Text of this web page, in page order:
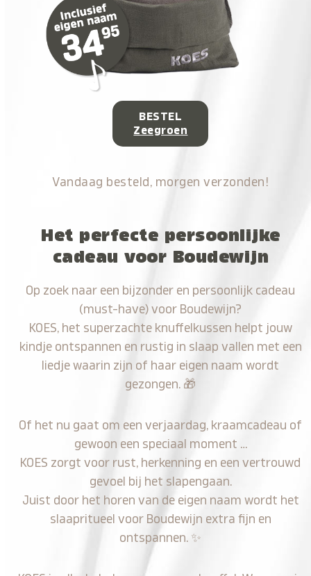
BESTEL
Zeegroen
Vandaag besteld, morgen verzonden!
Het perfecte persoonlijke
cadeau voor Boudewijn
Op zoek naar een bijzonder en persoonlijk cadeau
(must-have) voor Boudewijn?
KOES, het superzachte knuffelkussen helpt jouw
kindje ontspannen en rustig in slaap vallen met een
liedje waarin zijn of haar eigen naam wordt
gezongen. 🎁
Of het nu gaat om een verjaardag, kraamcadeau of
gewoon een speciaal moment …
KOES zorgt voor rust, herkenning en een vertrouwd
gevoel bij het slapengaan.
Juist door het horen van de eigen naam wordt het
slaapritueel voor Boudewijn extra fijn en
ontspannen. ✨